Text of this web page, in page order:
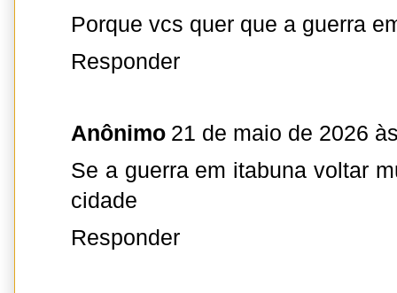
Porque vcs quer que a guerra
Responder
Anônimo 21 de maio de 2026
Se a guerra em itabuna voltar
cidade
Responder